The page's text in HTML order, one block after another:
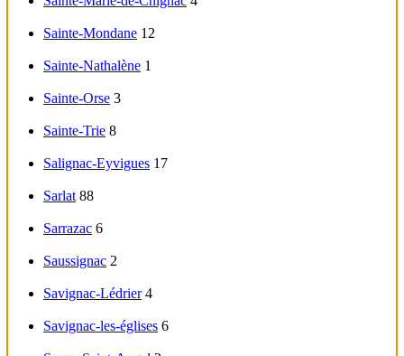
Sainte-Mondane 12
Sainte-Nathalène 1
Sainte-Orse 3
Sainte-Trie 8
Salignac-Eyvigues 17
Sarlat 88
Sarrazac 6
Saussignac 2
Savignac-Lédrier 4
Savignac-les-églises 6